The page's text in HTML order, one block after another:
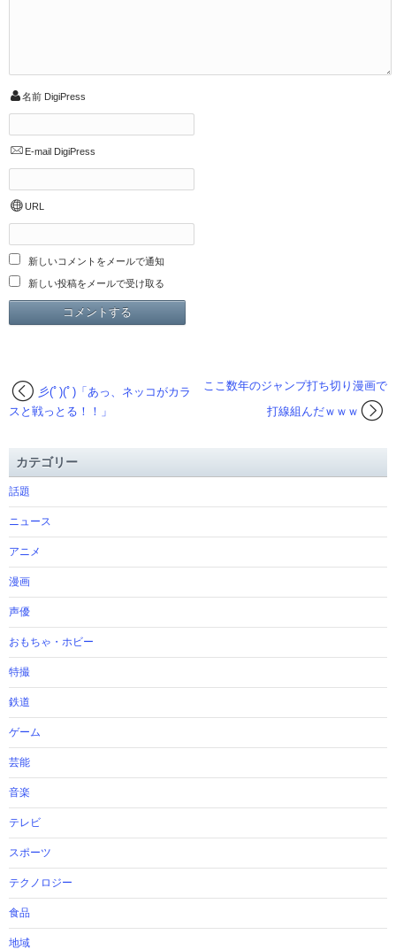
名前 DigiPress
E-mail DigiPress
URL
新しいコメントをメールで通知
新しい投稿をメールで受け取る
ここ数年のジャンプ打ち切り漫画で
打線組んだｗｗｗ
彡(ﾟ)(ﾟ)「あっ、ネッコがカラ
スと戦っとる！！」
カテゴリー
話題
ニュース
アニメ
漫画
声優
おもちゃ・ホビー
特撮
鉄道
ゲーム
芸能
音楽
テレビ
スポーツ
テクノロジー
食品
地域